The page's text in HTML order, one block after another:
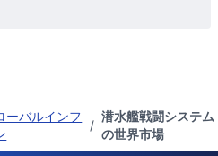
ーバルインフ
/
潜水艦戦闘システム
の世界市場